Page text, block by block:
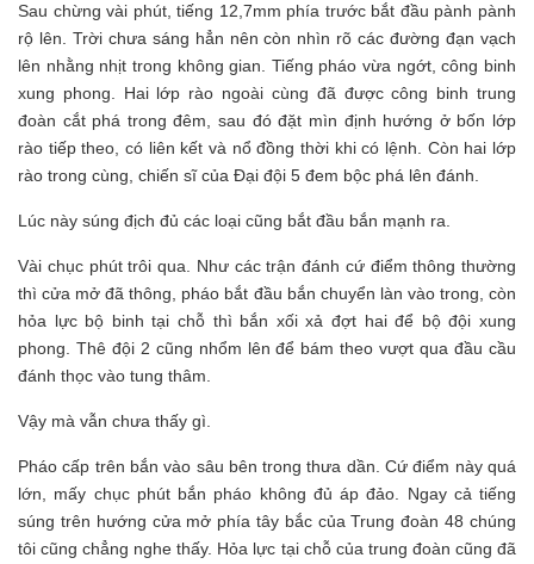
Sau chừng vài phút, tiếng 12,7mm phía trước bắt đầu pành pành
rộ lên. Trời chưa sáng hẳn nên còn nhìn rõ các đường đạn vạch
lên nhằng nhịt trong không gian. Tiếng pháo vừa ngớt, công binh
xung phong. Hai lớp rào ngoài cùng đã được công binh trung
đoàn cắt phá trong đêm, sau đó đặt mìn định hướng ở bốn lớp
rào tiếp theo, có liên kết và nổ đồng thời khi có lệnh. Còn hai lớp
rào trong cùng, chiến sĩ của Đại đội 5 đem bộc phá lên đánh.
Lúc này súng địch đủ các loại cũng bắt đầu bắn mạnh ra.
Vài chục phút trôi qua. Như các trận đánh cứ điểm thông thường
thì cửa mở đã thông, pháo bắt đầu bắn chuyển làn vào trong, còn
hỏa lực bộ binh tại chỗ thì bắn xối xả đợt hai để bộ đội xung
phong. Thê đội 2 cũng nhổm lên để bám theo vượt qua đầu cầu
đánh thọc vào tung thâm.
Vậy mà vẫn chưa thấy gì.
Pháo cấp trên bắn vào sâu bên trong thưa dần. Cứ điểm này quá
lớn, mấy chục phút bắn pháo không đủ áp đảo. Ngay cả tiếng
súng trên hướng cửa mở phía tây bắc của Trung đoàn 48 chúng
tôi cũng chẳng nghe thấy. Hỏa lực tại chỗ của trung đoàn cũng đã